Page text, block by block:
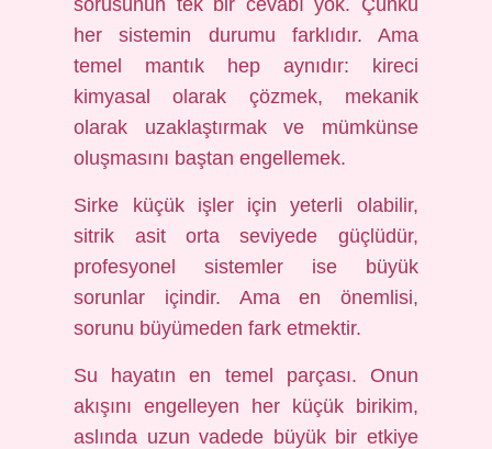
sorusunun tek bir cevabı yok. Çünkü
her sistemin durumu farklıdır. Ama
temel mantık hep aynıdır: kireci
kimyasal olarak çözmek, mekanik
olarak uzaklaştırmak ve mümkünse
oluşmasını baştan engellemek.
Sirke küçük işler için yeterli olabilir,
sitrik asit orta seviyede güçlüdür,
profesyonel sistemler ise büyük
sorunlar içindir. Ama en önemlisi,
sorunu büyümeden fark etmektir.
Su hayatın en temel parçası. Onun
akışını engelleyen her küçük birikim,
aslında uzun vadede büyük bir etkiye